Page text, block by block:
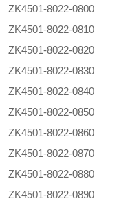
ZK4501-8022-0800
ZK4501-8022-0810
ZK4501-8022-0820
ZK4501-8022-0830
ZK4501-8022-0840
ZK4501-8022-0850
ZK4501-8022-0860
ZK4501-8022-0870
ZK4501-8022-0880
ZK4501-8022-0890